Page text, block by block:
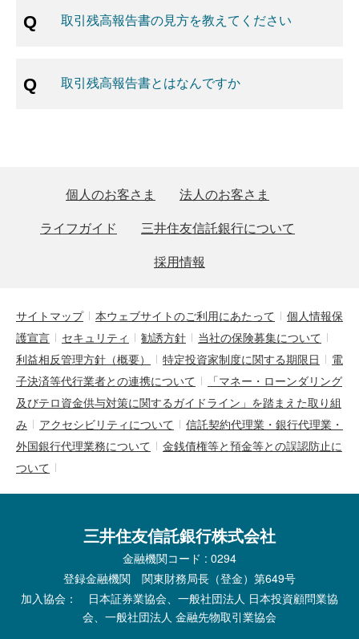
取引残高報告書の見方を教えてください
取引残高報告書とはなんですか
個人のお客さま
法人のお客さま
ライフガイド
三井住友信託銀行について
採用情報
サイトマップ 本ウェブサイトのご利用にあたって
個人情報保
護宣言
セキュリティ 勧誘方針
当社の保険募集について
利益相反管理方針（概要）
特定投資家制度に関する期限日
電
子決済等代行業者との連携について
「マネー・ローンダリング
及びテロ資金供与対策に関するガイドライン」を踏まえた取り組
み
アクセシビリティについて
信託契約代理業・銀行代理業・
外国銀行代理業務について
金銭債権等と預金等との誤認防止に
ついて
三井住友信託銀行株式会社
金融機関コード : 0294
登録金融機関 関東財務局長（登金）第649号
加入協会： 日本証券業協会、一般社団法人 日本投資顧問業協
会、一般社団法人 金融先物取引業協会